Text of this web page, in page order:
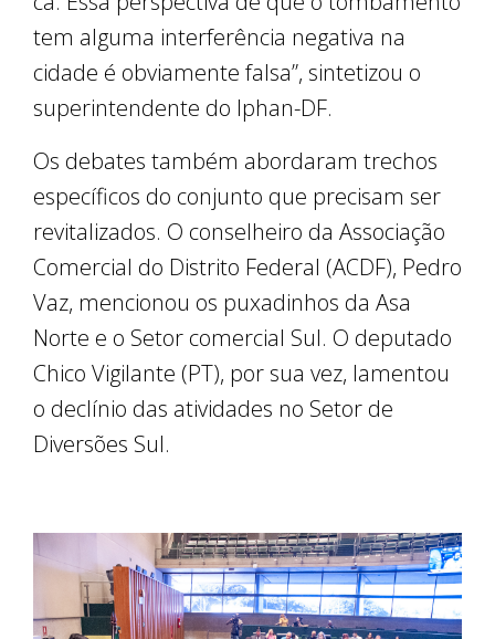
tem alguma interferência negativa na
cidade é obviamente falsa”, sintetizou o
superintendente do Iphan-DF.
Os debates também abordaram trechos
específicos do conjunto que precisam ser
revitalizados. O conselheiro da Associação
Comercial do Distrito Federal (ACDF), Pedro
Vaz, mencionou os puxadinhos da Asa
Norte e o Setor comercial Sul. O deputado
Chico Vigilante (PT), por sua vez, lamentou
o declínio das atividades no Setor de
Diversões Sul.